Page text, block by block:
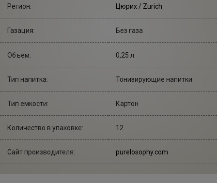
Регион: Цюрих / Zurich
Газация: Без газа
Объем: 0,25 л
Тип напитка: Тонизирующие напитки
Тип емкости: Картон
Количество в упаковке: 12
Сайт производителя: purelosophy.com